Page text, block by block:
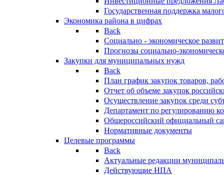
Государственная поддержка
Экономика района в цифрах
Back
Социально - экономическое
Прогнозы социально-
Закупки для муниципальных нужд
Back
План график закупок товаров,
Отчет об объеме закупок
Осуществление закупок среди
Департамент по регулированию
Общероссийский официальный
Нормативные документы
Целевые программы
Back
Актуальные редакции
Действующие НПА